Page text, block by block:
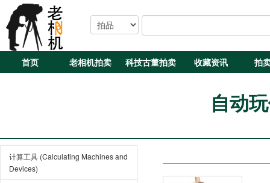
首页 老相机拍卖 科技古董拍卖 收藏资讯 拍
自动
计算工具 (Calculating Machines and
Devices)